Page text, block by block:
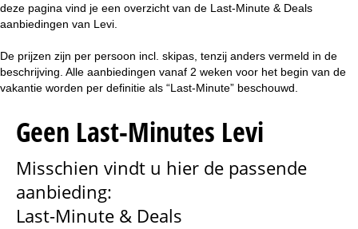
r
deze pagina vind je een overzicht van de Last-Minute & Deals
aanbiedingen van Levi.
De prijzen zijn per persoon incl. skipas, tenzij anders vermeld in de
beschrijving. Alle aanbiedingen vanaf 2 weken voor het begin van de
vakantie worden per definitie als “Last-Minute” beschouwd.
Geen Last-Minutes Levi
Misschien vindt u hier de passende
aanbieding:
Last-Minute & Deals